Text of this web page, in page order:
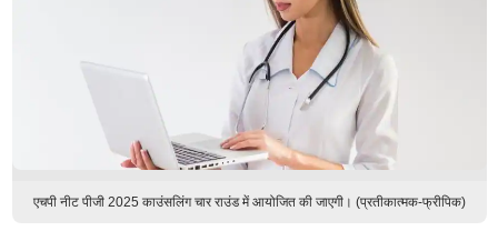
एचपी नीट पीजी 2025 काउंसलिंग चार राउंड में आयोजित की जाएगी। (प्रतीकात्मक-फ्रीपिक)